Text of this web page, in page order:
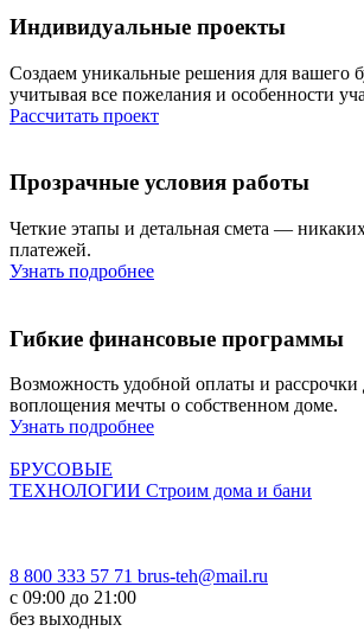
Индивидуальные проекты
Создаем уникальные решения для вашего
учитывая все пожелания и особенности
Рассчитать проект
Прозрачные условия работы
Четкие этапы и детальная смета —
платежей.
Узнать подробнее
Гибкие финансовые программы
Возможность удобной оплаты и рассрочки
воплощения мечты о собственном доме.
Узнать подробнее
БРУСОВЫЕ
ТЕХНОЛОГИИ Строим дома и бани
8 800 333 57 71 brus-teh@mail.ru
с 09:00 до 21:00
без выходных